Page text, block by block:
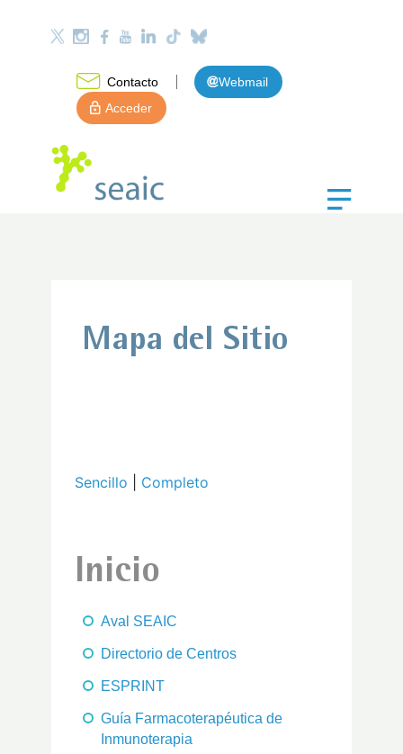
Contacto
Webmail
Acceder
Mapa del Sitio
Sencillo Completo
Inicio
Aval SEAIC
Directorio de Centros
ESPRINT
Guía Farmacoterapéutica de
Inmunoterapia